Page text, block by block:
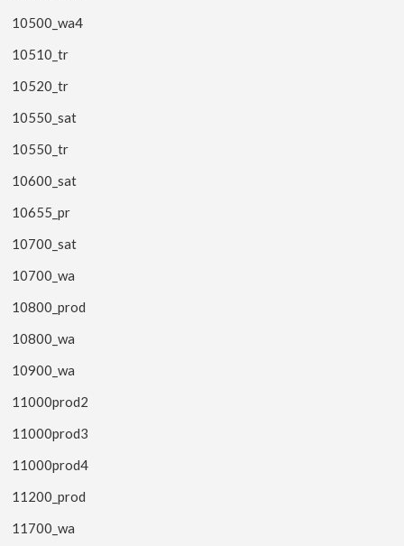
10500_wa4
10510_tr
10520_tr
10550_sat
10550_tr
10600_sat
10655_pr
10700_sat
10700_wa
10800_prod
10800_wa
10900_wa
11000prod2
11000prod3
11000prod4
11200_prod
11700_wa